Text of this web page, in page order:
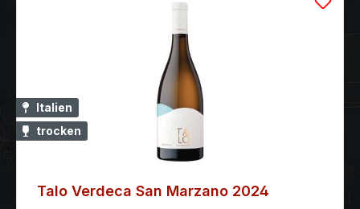
Italien
trocken
Talo Verdeca San Marzano 2024